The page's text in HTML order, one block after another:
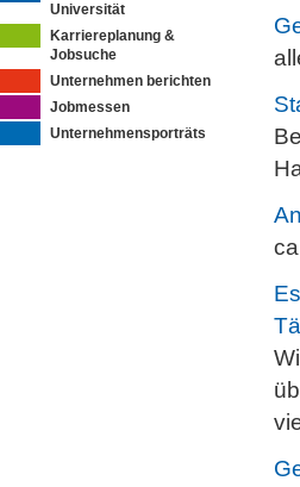
Universität
Karriereplanung &
Jobsuche
Unternehmen berichten
Jobmessen
Unternehmensporträts